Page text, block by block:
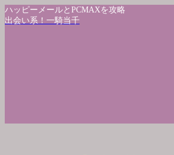
ハッピーメールとPCMAXを攻略
出会い系！一騎当千